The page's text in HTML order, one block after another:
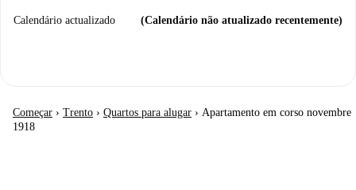
Calendário actualizado (Calendário não atualizado recentemente)
Começar › Trento › Quartos para alugar › Apartamento em corso novembre
1918